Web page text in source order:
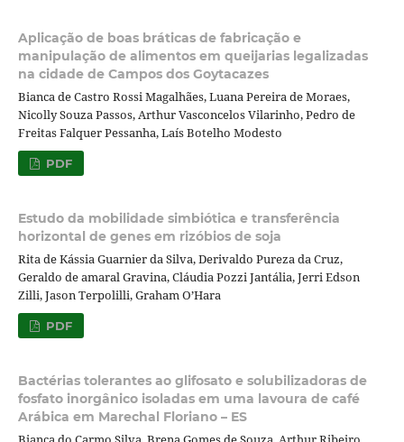
Aplicação de boas bráticas de fabricação e
manipulação de alimentos em queijarias legalizadas
na cidade de Campos dos Goytacazes
Bianca de Castro Rossi Magalhães, Luana Pereira de Moraes,
Nicolly Souza Passos, Arthur Vasconcelos Vilarinho, Pedro de
Freitas Falquer Pessanha, Laís Botelho Modesto
PDF
Estudo da mobilidade simbiótica e transferência
horizontal de genes em rizóbios de soja
Rita de Kássia Guarnier da Silva, Derivaldo Pureza da Cruz,
Geraldo de amaral Gravina, Cláudia Pozzi Jantália, Jerri Edson
Zilli, Jason Terpolilli, Graham O’Hara
PDF
Bactérias tolerantes ao glifosato e solubilizadoras de
fosfato inorgânico isoladas em uma lavoura de café
Arábica em Marechal Floriano – ES